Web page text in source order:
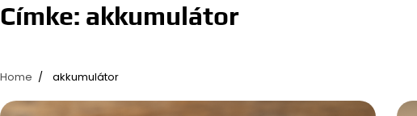
Címke: akkumulátor
Home akkumulátor